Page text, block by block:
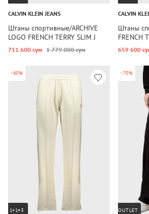
CALVIN KLEIN JEANS
Штаны спортивные/ARCHIVE
LOGO FRENCH TERRY SLIM J
711 600 сум 1 779 000 сум
CALVIN
Штаны
FRENCH
659 600
-60%
1+1=3
-70%
OUTLET